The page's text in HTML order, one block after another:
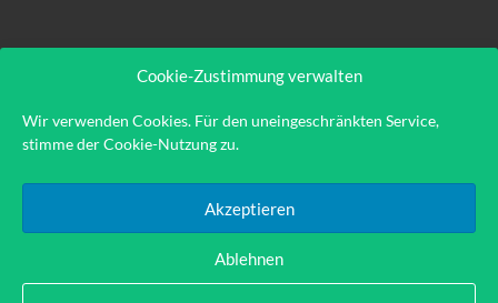
Cookie-Zustimmung verwalten
Wir verwenden Cookies. Für den uneingeschränkten Service,
stimme der Cookie-Nutzung zu.
Akzeptieren
Ablehnen
Kontakt
Impressum